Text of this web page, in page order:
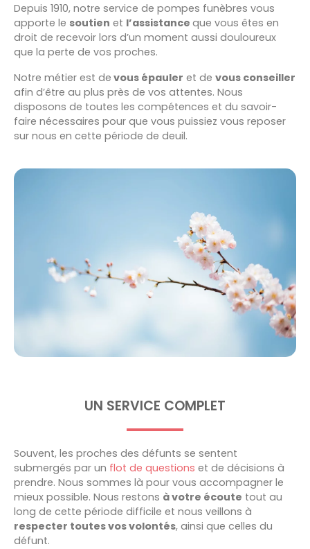
Depuis 1910, notre service de pompes funèbres vous
apporte le soutien et l’assistance que vous êtes en
droit de recevoir lors d’un moment aussi douloureux
que la perte de vos proches.
Notre métier est de vous épauler et de vous conseiller
afin d’être au plus près de vos attentes. Nous
disposons de toutes les compétences et du savoir-
faire nécessaires pour que vous puissiez vous reposer
sur nous en cette période de deuil.
UN SERVICE COMPLET
Souvent, les proches des défunts se sentent
submergés par un flot de questions et de décisions à
prendre. Nous sommes là pour vous accompagner le
mieux possible. Nous restons à votre écoute tout au
long de cette période difficile et nous veillons à
respecter toutes vos volontés, ainsi que celles du
défunt.